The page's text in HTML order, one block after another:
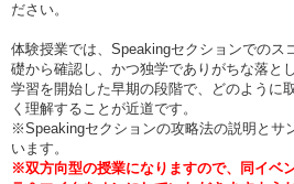
ださい。
体験授業では、Speakingセクションでのス
礎から確認し、かつ独学でありがちな落と
学習を開始した早期の段階で、どのように
く理解することが近道です。
※Speakingセクションの攻略法の説明とサ
います。
※双方向型の授業になりますので、同イベ